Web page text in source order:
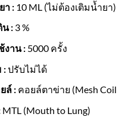
า :10 ML (ไม่ต้องเติมน้ำยา)
:3 %
งาน :5000 ครั้ง
:ปรับไม่ได้
ล์ :คอยล์ตาข่าย (Mesh Coil
MTL (Mouth to Lung)